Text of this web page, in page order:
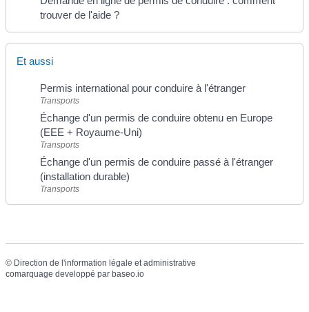
trouver de l'aide ?
Et aussi
Permis international pour conduire à l'étranger
Transports
Échange d'un permis de conduire obtenu en Europe
(EEE + Royaume-Uni)
Transports
Échange d'un permis de conduire passé à l'étranger
(installation durable)
Transports
© Direction de l'information légale et administrative
comarquage developpé par baseo.io